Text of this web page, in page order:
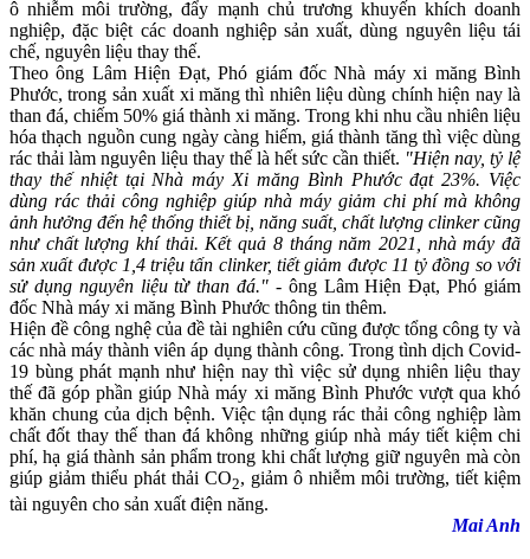
ô nhiễm môi trường, đẩy mạnh chủ trương khuyến khích doanh
nghiệp, đặc biệt các doanh nghiệp sản xuất, dùng nguyên liệu tái
chế, nguyên liệu thay thế.
Theo ông Lâm Hiện Đạt, Phó giám đốc Nhà máy xi măng Bình
Phước, trong sản xuất xi măng thì nhiên liệu dùng chính hiện nay là
than đá, chiếm 50% giá thành xi măng. Trong khi nhu cầu nhiên liệu
hóa thạch nguồn cung ngày càng hiếm, giá thành tăng thì việc dùng
rác thải làm nguyên liệu thay thế là hết sức cần thiết. "Hiện nay, tỷ lệ
thay thế nhiệt tại Nhà máy Xi măng Bình Phước đạt 23%. Việc
dùng rác thải công nghiệp giúp nhà máy giảm chi phí mà không
ảnh hưởng đến hệ thống thiết bị, năng suất, chất lượng clinker cũng
như chất lượng khí thải. Kết quả 8 tháng năm 2021, nhà máy đã
sản xuất được 1,4 triệu tấn clinker, tiết giảm được 11 tỷ đồng so với
sử dụng nguyên liệu từ than đá." - ông Lâm Hiện Đạt, Phó giám
đốc Nhà máy xi măng Bình Phước thông tin thêm.
Hiện đề công nghệ của đề tài nghiên cứu cũng được tổng công ty và
các nhà máy thành viên áp dụng thành công. Trong tình dịch Covid-
19 bùng phát mạnh như hiện nay thì việc sử dụng nhiên liệu thay
thế đã góp phần giúp Nhà máy xi măng Bình Phước vượt qua khó
khăn chung của dịch bệnh. Việc tận dụng rác thải công nghiệp làm
chất đốt thay thế than đá không những giúp nhà máy tiết kiệm chi
phí, hạ giá thành sản phẩm trong khi chất lượng giữ nguyên mà còn
giúp giảm thiểu phát thải CO2, giảm ô nhiễm môi trường, tiết kiệm
tài nguyên cho sản xuất điện năng.
Mai Anh